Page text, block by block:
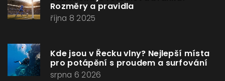
Rozměry a pravidla
října 8 2025
Kde jsou v Řecku vlny? Nejlepší místa
pro potápění s proudem a surfování
srpna 6 2026